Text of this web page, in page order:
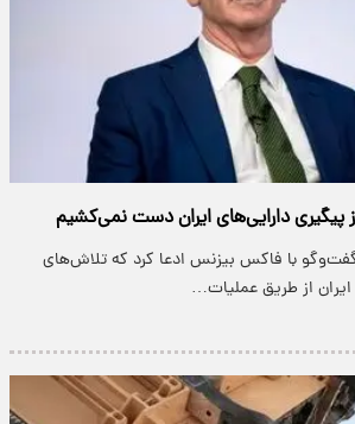
از پیگیری دارایی‌های ایران دست نمی‌کشیم
گفت‌وگو با فاکس بیزنس ادعا کرد که تلاش‌های
ایران از طریق عملیات…